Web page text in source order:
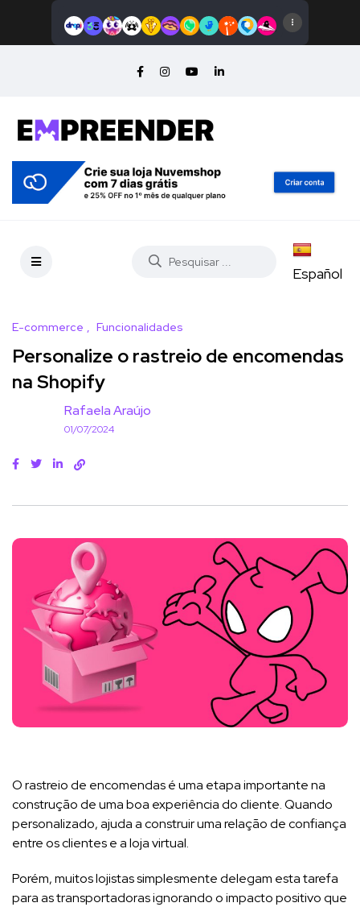
Español
E-commerce Funcionalidades
Personalize o rastreio de encomendas
na Shopify
Rafaela Araújo
01/07/2024
O rastreio de encomendas é uma etapa importante na
construção de uma boa experiência do cliente. Quando
personalizado, ajuda a construir uma relação de confiança
entre os clientes e a loja virtual.
Porém, muitos lojistas simplesmente delegam esta tarefa
para as transportadoras ignorando o impacto positivo que